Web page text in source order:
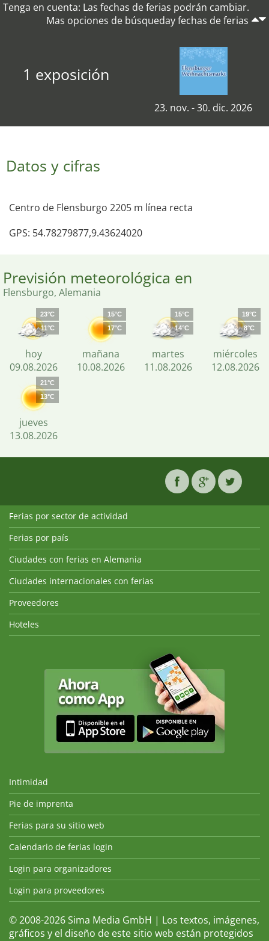
Tenga en cuenta: Las fechas de ferias podrán cambiar.
Mas opciones de búsqueday fechas de ferias
1 exposición
23. nov. - 30. dic. 2026
Datos y cifras
Centro de Flensburgo 2205 m línea recta
GPS: 54.78279877,9.43624020
Previsión meteorológica en
Flensburgo, Alemania
23°C
11°C
hoy
09.08.2026
15°C
17°C
mañana
10.08.2026
15°C
14°C
martes
11.08.2026
19°C
8°C
miércoles
12.08.2026
21°C
13°C
jueves
13.08.2026
Ferias por sector de actividad
Ferias por país
Ciudades con ferias en Alemania
Ciudades internacionales con ferias
Proveedores
Hoteles
Intimidad
Pie de imprenta
Ferias para su sitio web
Calendario de ferias login
Login para organizadores
Login para proveedores
© 2008-2026 Sima Media GmbH | Los textos, imágenes,
gráficos y el diseño de este sitio web están protegidos